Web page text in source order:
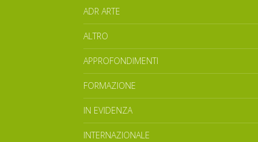
ADR ARTE
ALTRO
APPROFONDIMENTI
FORMAZIONE
IN EVIDENZA
INTERNAZIONALE